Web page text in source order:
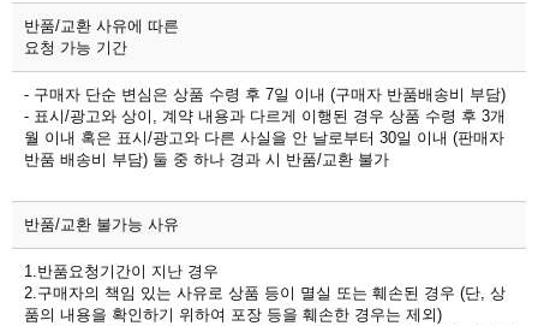
반품/교환 사유에 따른
요청 가능 기간
- 구매자 단순 변심은 상품 수령 후 7일 이내 (구매자 반품배송비 부담)
- 표시/광고와 상이, 계약 내용과 다르게 이행된 경우 상품 수령 후 3개
월 이내 혹은 표시/광고와 다른 사실을 안 날로부터 30일 이내 (판매자
반품 배송비 부담) 둘 중 하나 경과 시 반품/교환 불가
반품/교환 불가능 사유
1.반품요청기간이 지난 경우
2.구매자의 책임 있는 사유로 상품 등이 멸실 또는 훼손된 경우 (단, 상
품의 내용을 확인하기 위하여 포장 등을 훼손한 경우는 제외)